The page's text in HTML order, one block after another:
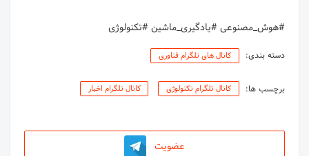
#هوش_مصنوعی #یادگیری_ماشین #تکنولوژی
دسته بندی: کانال های تلگرام فناوری
برچسب ها: کانال تلگرام تکنولوژی کانال تلگرام اخبار
عضویت